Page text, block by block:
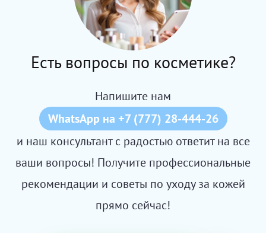
Есть вопросы по косметике?
Напишите нам
WhatsApp на +7 (777) 28-444-26
и наш консультант с радостью ответит на все
ваши вопросы! Получите профессиональные
рекомендации и советы по уходу за кожей
прямо сейчас!